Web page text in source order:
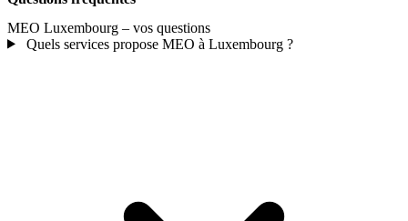
MEO Luxembourg – vos questions
Quels services propose MEO à Luxembourg ?